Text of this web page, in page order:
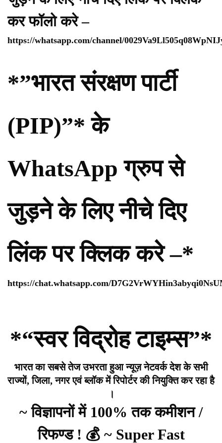
कर फॉलो करे –
https://whatsapp.com/channel/
*”भारत संरक्षण पार्टी
(PIP)”* के
WhatsApp ग्रुप से
जुड़ने के लिए नीचे दिए
लिंक पर क्लिक करे –*
https://chat.whatsapp.com/
*“स्वर विद्रोह टाइम्स”*
भारत का सबसे तेज उभरता हुआ न्यूज़ नेटवर्क देश के सभी
राज्यों, जिला, नगर एवं ब्लॉक में रिपोर्टर की नियुक्ति कर रहा है
।
~ विज्ञापनों में 100% तक कमीशन /
रिफण्ड ! 💰 ~ Super Fast